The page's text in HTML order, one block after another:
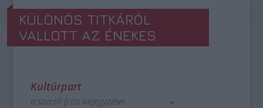
KÜLÖNÖS TITKÁRÓL
VALLOTT AZ ÉNEKES
Kultúrpart
a szerző friss bejegyzései